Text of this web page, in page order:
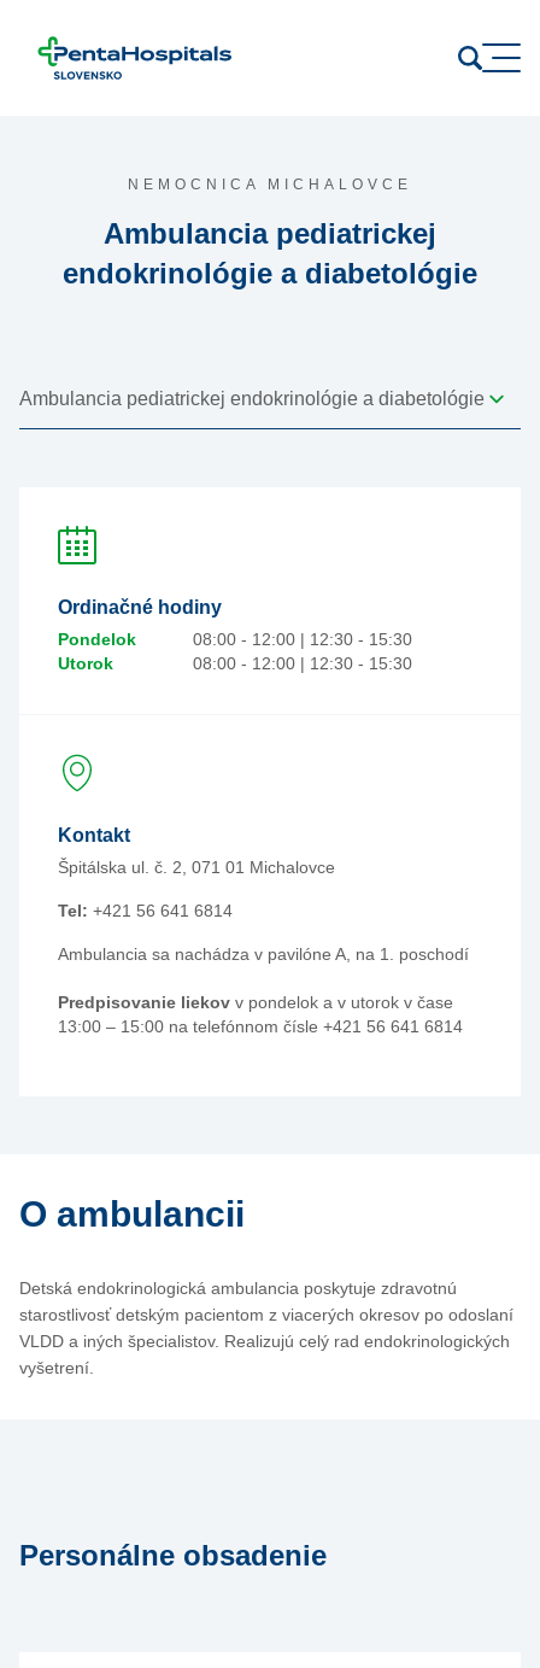
NEMOCNICA MICHALOVCE
Ambulancia pediatrickej
endokrinológie a diabetológie
Ordinačné hodiny
Pondelok
08:00 - 12:00 | 12:30 - 15:30
Utorok
08:00 - 12:00 | 12:30 - 15:30
Kontakt
Špitálska ul. č. 2, 071 01 Michalovce
Tel: +421 56 641 6814
Ambulancia sa nachádza v pavilóne A, na 1. poschodí
Predpisovanie liekov v pondelok a v utorok v čase
13:00 – 15:00 na telefónnom čísle +421 56 641 6814
O ambulancii
Detská endokrinologická ambulancia poskytuje zdravotnú
starostlivosť detským pacientom z viacerých okresov po odoslaní
VLDD a iných špecialistov. Realizujú celý rad endokrinologických
vyšetrení.
Personálne obsadenie